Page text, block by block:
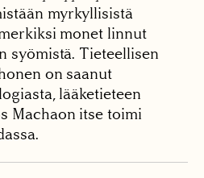
myrkyllisistä
monet linnut
syömistä. Tieteellisen
on saanut
lääketieteen
Machaon itse toimi